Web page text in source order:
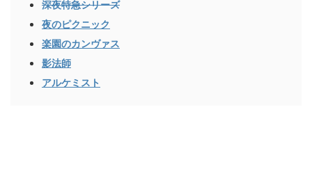
深夜特急シリーズ
夜のピクニック
楽園のカンヴァス
影法師
アルケミスト